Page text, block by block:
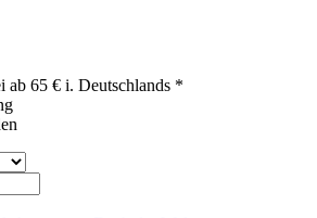
ab 65 € i. Deutschlands *